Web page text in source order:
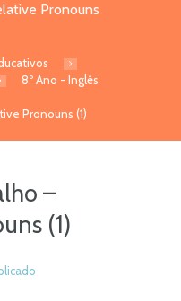
Pronouns
8º Ano - Inglês
Pronouns (1)
–
(1)